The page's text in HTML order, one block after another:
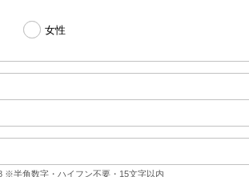
女性
※半角数字・ハイフン不要・15文字以内